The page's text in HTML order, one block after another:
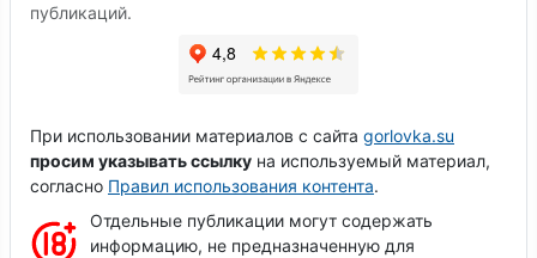
публикаций.
При использовании материалов с сайта gorlovka.su
просим указывать ссылку на используемый материал,
согласно Правил использования контента.
Отдельные публикации могут содержать
информацию, не предназначенную для